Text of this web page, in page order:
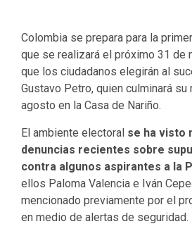
Colombia se prepara para la
que se realizará el próximo 31 de
que los ciudadanos elegirán al
Gustavo Petro, quien culminará su
agosto en la Casa de Nariño.
El ambiente electoral se ha visto
denuncias recientes sobre
contra algunos aspirantes a la
ellos Paloma Valencia e Iván
mencionado previamente por el
en medio de alertas de seguridad.